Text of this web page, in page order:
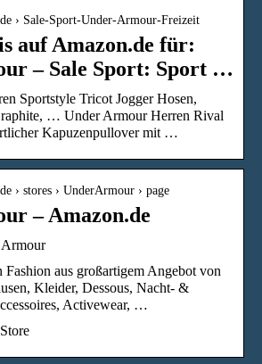
› Sale-Sport-Under-Armour-Freizeit
auf Amazon.de für:
– Sale Sport: Sport …
Sportstyle Tricot Jogger Hosen,
… Under Armour Herren Rival
Kapuzenpullover mit …
› stores › UnderArmour › page
– Amazon.de
aus großartigem Angebot von
Kleider, Dessous, Nacht- &
Activewear, …